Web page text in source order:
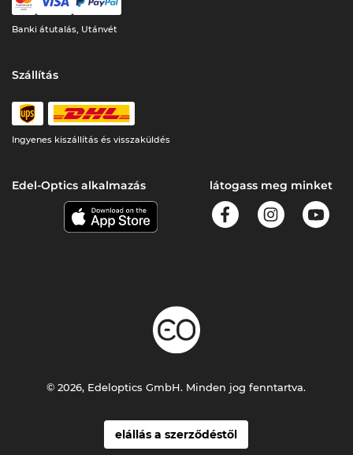
Banki átutalás, Utánvét
Szállítás
Ingyenes kiszállítás és visszaküldés
Edel-Optics alkalmazás látogass meg minket
elállás a szerződéstől
© 2026, Edeloptics GmbH. Minden jog fenntartva.